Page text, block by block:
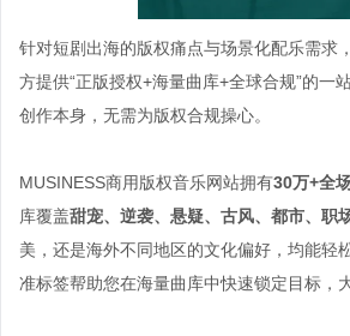
针对短剧出海的版权痛点与场景化配乐需求，
方提供“正版授权+海量曲库+全球合规”的一
创作本身，无需为版权合规操心。
MUSINESS商用版权音乐网站拥有30万+全
库覆盖甜宠、逆袭、悬疑、古风、都市、职
美，还是海外不同地区的文化偏好，均能轻
准标签帮助您在海量曲库中快速锁定目标，